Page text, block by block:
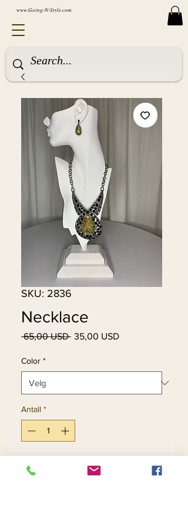
www.Going-N-Style.com
SKU: 2836
Necklace
65,00 USD Vanlig
35,00 USDSalgspris
Color *
Antall *
Legg til i handlekurv